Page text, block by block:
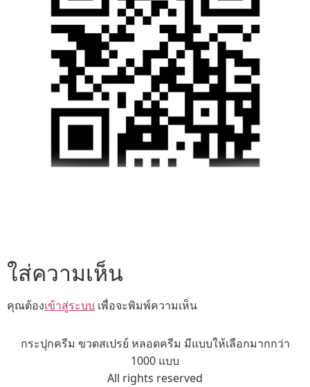
ใส่ความเห็น
คุณต้องเข้าสู่ระบบ เพื่อจะพิมพ์ความเห็น
กระปุกครีม ขวดสเปรย์ หลอดครีม มีแบบให้เลือกมากกว่า
1000 แบบ
All rights reserved